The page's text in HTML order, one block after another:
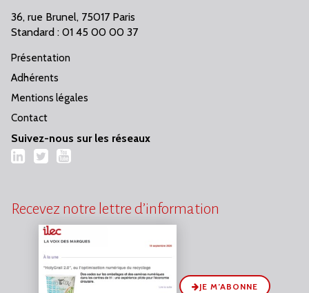
36, rue Brunel, 75017 Paris
Standard : 01 45 00 00 37
Présentation
Adhérents
Mentions légales
Contact
Suivez-nous sur les réseaux
LinkedIn
TwitterYouTube
Recevez notre lettre d’information
JE M’ABONNE